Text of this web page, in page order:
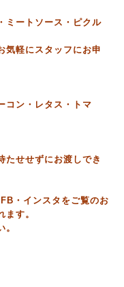
ミートソース・ピクル
気軽にスタッフにお申
コン・レタス・トマ
たせせずにお渡しでき
・インスタをご覧のお
す。